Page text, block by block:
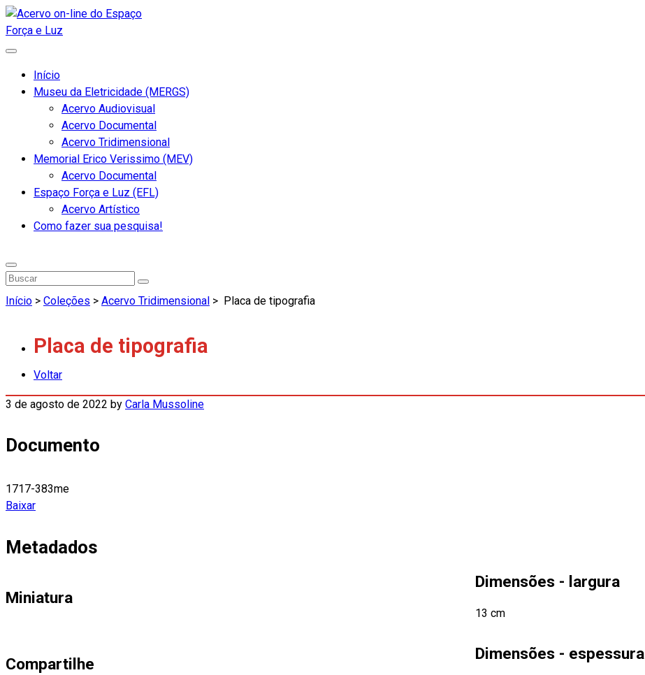
Início
Museu da Eletricidade (MERGS)
Acervo Audiovisual
Acervo Documental
Acervo Tridimensional
Memorial Erico Verissimo (MEV)
Acervo Documental
Espaço Força e Luz (EFL)
Acervo Artístico
Como fazer sua pesquisa!
Início > Coleções > Acervo Tridimensional > Placa de tipografia
Placa de tipografia
Voltar
3 de agosto de 2022 by Carla Mussoline
Documento
1717-383me
Baixar
Metadados
Miniatura
Compartilhe
Dimensões - largura
13 cm
Dimensões - espessura